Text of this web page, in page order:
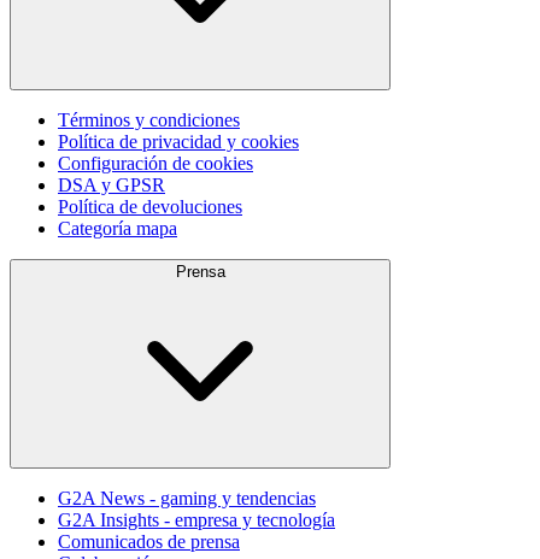
Términos y condiciones
Política de privacidad y cookies
Configuración de cookies
DSA y GPSR
Política de devoluciones
Categoría mapa
Prensa
G2A News - gaming y tendencias
G2A Insights - empresa y tecnología
Comunicados de prensa